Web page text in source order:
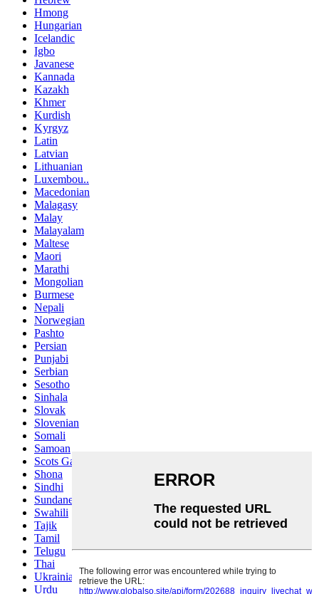
Hmong
Hungarian
Icelandic
Igbo
Javanese
Kannada
Kazakh
Khmer
Kurdish
Kyrgyz
Latin
Latvian
Lithuanian
Luxembou..
Macedonian
Malagasy
Malay
Malayalam
Maltese
Maori
Marathi
Mongolian
Burmese
Nepali
Norwegian
Pashto
Persian
Punjabi
Serbian
Sesotho
Sinhala
Slovak
Slovenian
Somali
Samoan
Scots Gaelic
Shona
Sindhi
Sundanese
Swahili
Tajik
Tamil
Telugu
Thai
Ukrainian
Urdu